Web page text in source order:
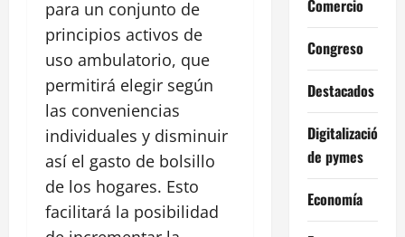
para un conjunto de
principios activos de
uso ambulatorio, que
permitirá elegir según
las conveniencias
individuales y disminuir
así el gasto de bolsillo
de los hogares. Esto
facilitará la posibilidad
Comercio
Congreso
Destacados
Digitalización
de pymes
Economía